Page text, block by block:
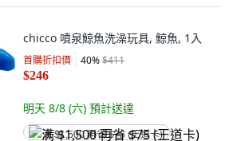
chicco 噴泉鯨魚洗澡玩具, 鯨魚, 1入
首購折扣價 40%$411
$246
明天 8/8 (六) 預計送達
满 $1,500 再省 $75 (王道卡)